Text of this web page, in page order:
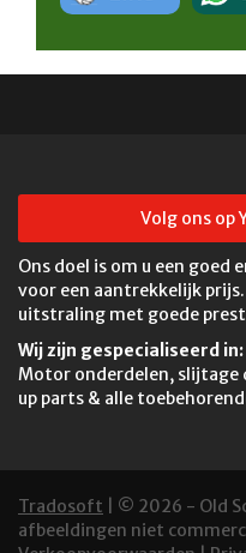
Volg ons op
Ons doel is om u een goed
voor een aantrekkelijk
uitstraling met goede
Wij zijn gespecialiseerd in:
Motor onderdelen, slijtage
up parts & alle
Tradosoft | © 2026 - Old
afbeeldingen niet